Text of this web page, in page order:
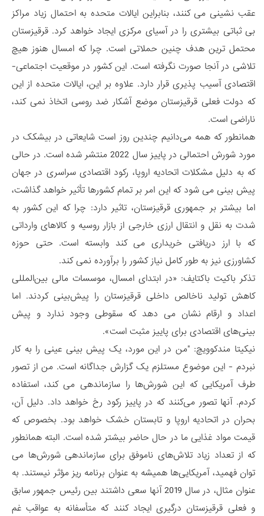
عقب نشینی می کنند، بنابراین ایالات متحده به احتمال زیاد مراکز
بی ثباتی بیشتری را در آسیای مرکزی ایجاد خواهد کرد. قرقیزستان
محتمل ترین هدف چنین حملاتی است. چرا که امسال هنوز هیچ
تلاشی در آنجا صورت نگرفته است. این کشور در موقعیت اجتماعی-
اقتصادی آسیب پذیری قرار دارد. علاوه بر این، ایالات متحده از این
که دولت فعلی قرقیزستان موضع آشکار ضد روسی اتخاذ نمی کند،
ناراضی است.
همانطور که همه می‌دانیم چندین روز است شایعاتی در بیشکک در
مورد شورش احتمالی در پاییز سال 2022 منتشر شده است. در حالی
که به دلیل مشکلات اتحادیه اروپا، رکود اقتصادی سراسری در جهان
پیش بینی می شود که این امر بر تمام کشورها تأثیر خواهد گذاشت،
اما بیشتر بر جمهوری قرقیزستان، تاثیر دارد: چرا که این کشور به
شدت به نقل و انتقال ارزی خارجی از بازار روسیه و کالاهای وارداتی
که با ارز دریافتی خریداری می کند وابسته است. حتی حوزه
کشاورزی نیز به طور کامل نیاز کشور را برآورده نمی کند.
تذکر باکیت باکتایف: «در ابتدای امسال، موسسات مالی بین‌المللی
کاهش تولید ناخالص داخلی قرقیزستان را پیش‌بینی کردند. اما
اعداد و ارقام نشان می دهد که سقوطی وجود ندارد و پیش
بینی‌های اقتصادی برای پاییز مثبت است».
نیکیتا مندکوویچ: "من در این مورد، یک پیش بینی عینی را به کار
نبردم - این موضوع مستلزم یک گزارش جداگانه است. من از تصور
طرف آمریکایی که این شورش‌ها را سازماندهی می کند، استفاده
کردم. آنها تصور می‌کنند که در پاییز رکود رخ خواهد داد. دلیل آن،
بحران در اتحادیه اروپا و تابستان خشک خواهد بود. بخصوص که
قیمت مواد غذایی ما در حال حاضر بیشتر شده است. البته همانطور
که از تعداد زیاد تلاش‌های ناموفق برای سازماندهی شورش‌ها می
توان فهمید، آمریکایی‌ها همیشه به عنوان برنامه ریز مؤثر نیستند. به
عنوان مثال، در سال 2019 آنها سعی داشتند بین رئیس جمهور سابق
و فعلی قرقیزستان درگیری ایجاد کنند که متأسفانه به عواقب غم